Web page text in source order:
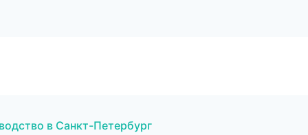
в Санкт-Петербург